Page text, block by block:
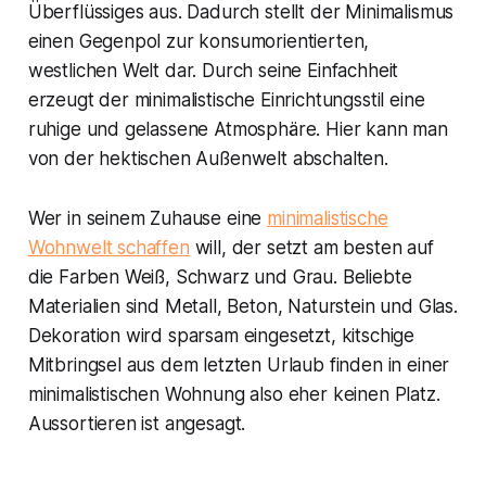
Überflüssiges aus. Dadurch stellt der Minimalismus
einen Gegenpol zur konsumorientierten,
westlichen Welt dar. Durch seine Einfachheit
erzeugt der minimalistische Einrichtungsstil eine
ruhige und gelassene Atmosphäre. Hier kann man
von der hektischen Außenwelt abschalten.
Wer in seinem Zuhause eine minimalistische
Wohnwelt schaffen will, der setzt am besten auf
die Farben Weiß, Schwarz und Grau. Beliebte
Materialien sind Metall, Beton, Naturstein und Glas.
Dekoration wird sparsam eingesetzt, kitschige
Mitbringsel aus dem letzten Urlaub finden in einer
minimalistischen Wohnung also eher keinen Platz.
Aussortieren ist angesagt.